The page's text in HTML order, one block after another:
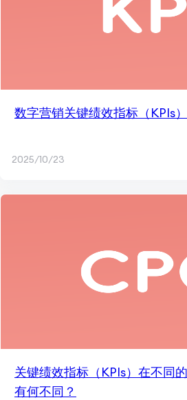
数字营销关键绩效指标（KPIs
2025/10/23
关键绩效指标（KPIs）在不同
有何不同？